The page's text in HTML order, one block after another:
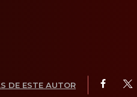
DE ESTE AUTOR